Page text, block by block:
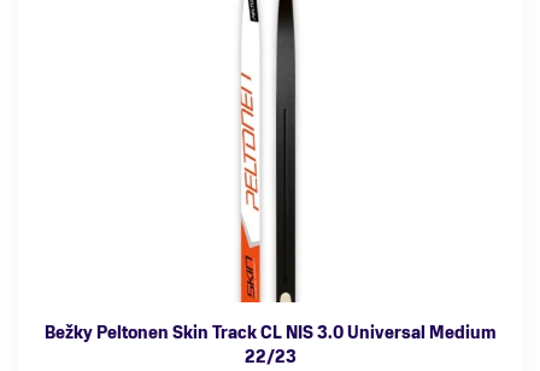
Bežky Peltonen Skin Track CL NIS 3.0 Universal Medium
22/23